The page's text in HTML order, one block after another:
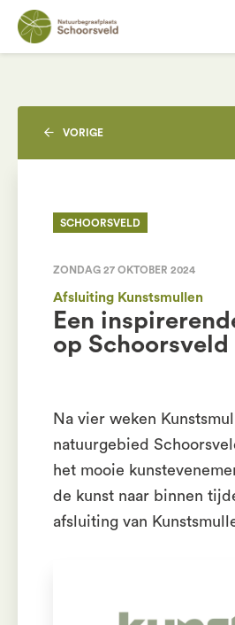
VORIGE
SCHOORSVELD
ZONDAG 27 OKTOBER 2024
Afsluiting Kunstsmullen
Een
op Schoorsveld
Na vier weken
natuurgebied
het mooie
de kunst naar binnen
afsluiting van